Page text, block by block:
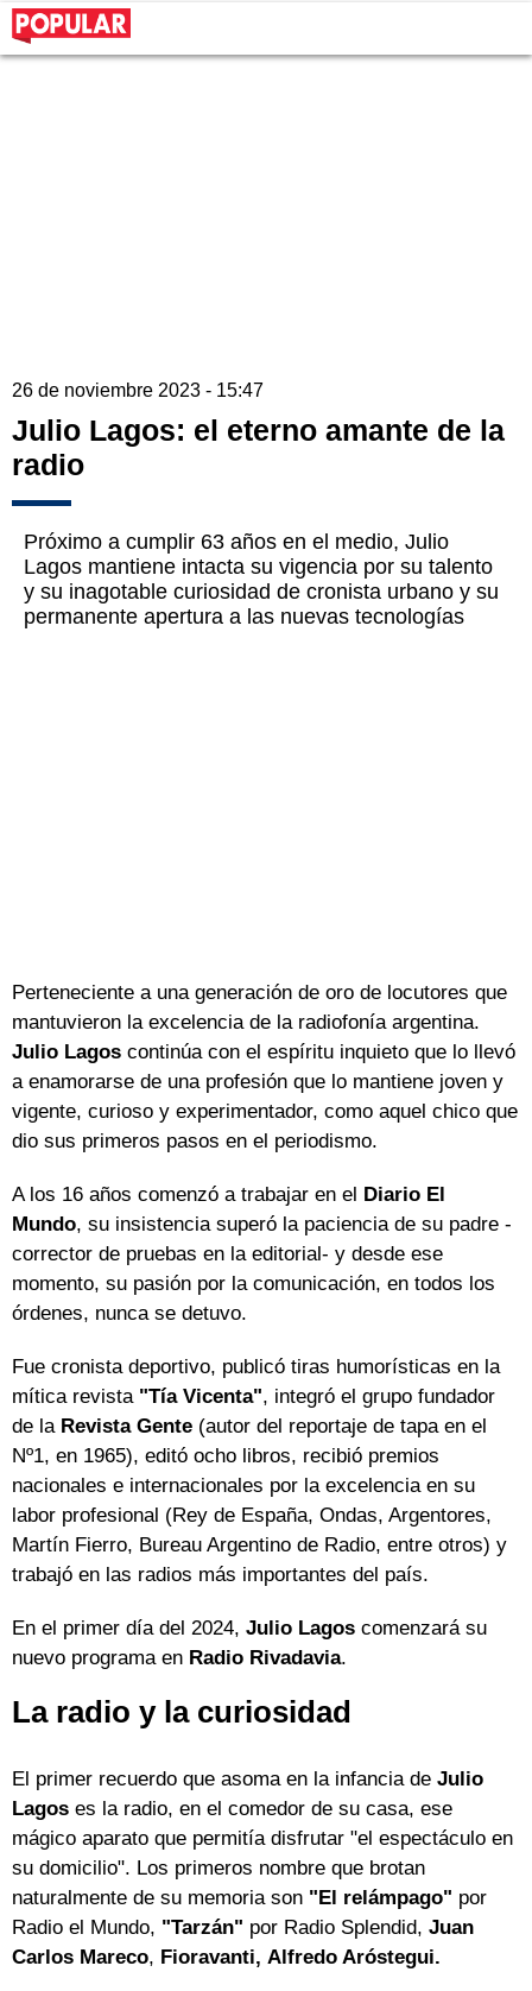
26 de noviembre 2023 - 15:47
Julio Lagos: el eterno amante de la
radio
Próximo a cumplir 63 años en el medio, Julio
Lagos mantiene intacta su vigencia por su talento
y su inagotable curiosidad de cronista urbano y su
permanente apertura a las nuevas tecnologías
Perteneciente a una generación de oro de locutores que
mantuvieron la excelencia de la radiofonía argentina.
Julio Lagos continúa con el espíritu inquieto que lo llevó
a enamorarse de una profesión que lo mantiene joven y
vigente, curioso y experimentador, como aquel chico que
dio sus primeros pasos en el periodismo.
A los 16 años comenzó a trabajar en el Diario El
Mundo, su insistencia superó la paciencia de su padre -
corrector de pruebas en la editorial- y desde ese
momento, su pasión por la comunicación, en todos los
órdenes, nunca se detuvo.
Fue cronista deportivo, publicó tiras humorísticas en la
mítica revista "Tía Vicenta", integró el grupo fundador
de la Revista Gente (autor del reportaje de tapa en el
Nº1, en 1965), editó ocho libros, recibió premios
nacionales e internacionales por la excelencia en su
labor profesional (Rey de España, Ondas, Argentores,
Martín Fierro, Bureau Argentino de Radio, entre otros) y
trabajó en las radios más importantes del país.
En el primer día del 2024, Julio Lagos comenzará su
nuevo programa en Radio Rivadavia.
La radio y la curiosidad
El primer recuerdo que asoma en la infancia de Julio
Lagos es la radio, en el comedor de su casa, ese
mágico aparato que permitía disfrutar "el espectáculo en
su domicilio". Los primeros nombre que brotan
naturalmente de su memoria son "El relámpago" por
Radio el Mundo, "Tarzán" por Radio Splendid, Juan
Carlos Mareco, Fioravanti, Alfredo Aróstegui.